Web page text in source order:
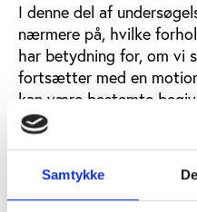
Samtykke
I denne del af
nærmere på, hvilke
har betydning for, om vi
fortsætter med en
kan være bestemte
job eller en flytning,
omkring aktiviteten.
Danskernes motions-
udkommet som mindre